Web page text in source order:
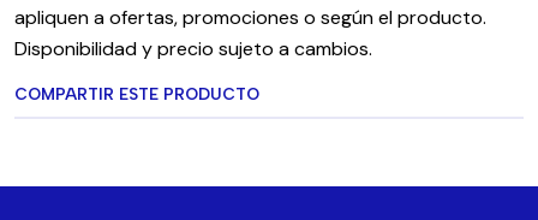
apliquen a ofertas, promociones o según el producto.
Disponibilidad y precio sujeto a cambios.
COMPARTIR ESTE PRODUCTO